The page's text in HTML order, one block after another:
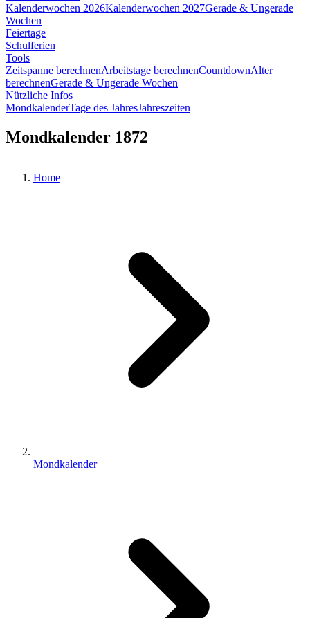
Kalenderwochen 2026Kalenderwochen 2027Gerade & Ungerade
Wochen
Feiertage
Schulferien
Tools
Zeitspanne berechnenArbeitstage berechnenCountdownAlter
berechnenGerade & Ungerade Wochen
Nützliche Infos
MondkalenderTage des JahresJahreszeiten
Mondkalender 1872
Home
Mondkalender